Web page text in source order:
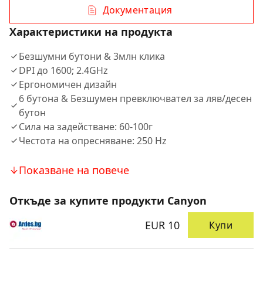
Документация
Характеристики на продукта
Безшумни бутони & 3млн клика
DPI до 1600; 2.4GHz
Ергономичен дизайн
6 бутона & Безшумен превключвател за ляв/десен
бутон
Сила на задействане: 60-100г
Честота на опресняване: 250 Hz
Показване на повече
Откъде за купите продукти Canyon
EUR 10
Купи